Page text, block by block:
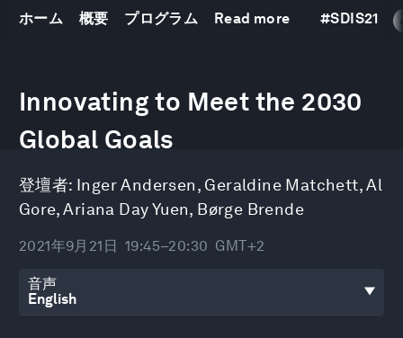
ホーム 概要 プログラム Read more #SDIS21
Innovating to Meet the 2030
Global Goals
登壇者: Inger Andersen, Geraldine Matchett,Al
Gore,Ariana Day Yuen, Børge Brende
2021年9月21日 19:45–20:30 GMT+2
音声
minutes,
21